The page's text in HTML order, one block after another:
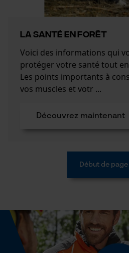
LA SANTÉ EN FORÊT
Voici des informations qui
protéger votre santé tout
Les points importants à
vos muscles et votr ...
Découvrez maintenant
Début de page
Loop54
Page d'accueil
Salutation
Géo-IP et
utilisateurs
Google Maps
Google Global
Microsoft
Event Tracking